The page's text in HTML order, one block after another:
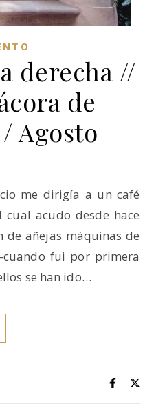
derecha //
de
Agosto
me dirigía a un café
acudo desde hace
de añejas máquinas de
fui por primera
se han ido…